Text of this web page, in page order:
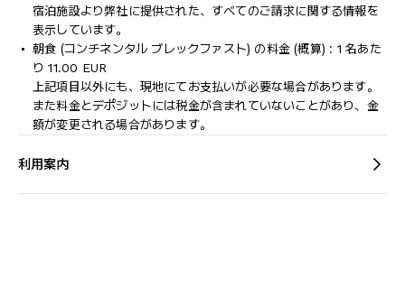
宿泊施設より弊社に提供された、すべてのご請求に関する情報を
表示しています。
朝食 (コンチネンタル ブレックファスト) の料金 (概算) : 1 名あた
り 11.00 EUR
上記項目以外にも、現地にてお支払いが必要な場合があります。
また料金とデポジットには税金が含まれていないことがあり、金
額が変更される場合があります。
利用案内